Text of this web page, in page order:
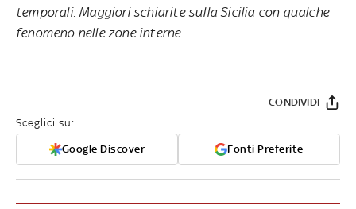
temporali. Maggiori schiarite sulla Sicilia con qualche
fenomeno nelle zone interne
Sceglici su:
Google Discover Fonti Preferite
CONDIVIDI